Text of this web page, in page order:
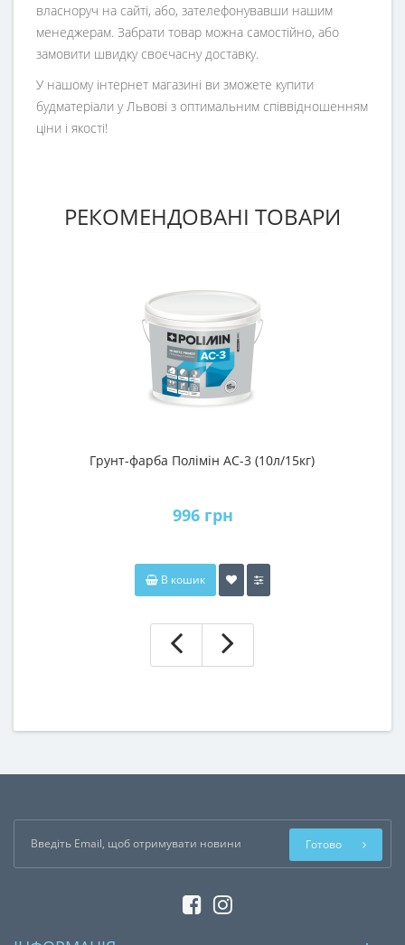
власноруч на сайті, або, зателефонувавши нашим
менеджерам. Забрати товар можна самостійно, або
замовити швидку своєчасну доставку.
У нашому інтернет магазині ви зможете купити
будматеріали у Львові з оптимальним співвідношенням
ціни і якості!
РЕКОМЕНДОВАНІ ТОВАРИ
Грунт-фарба Полімін АС-3 (10л/15кг)
996 грн
В кошик
Готово